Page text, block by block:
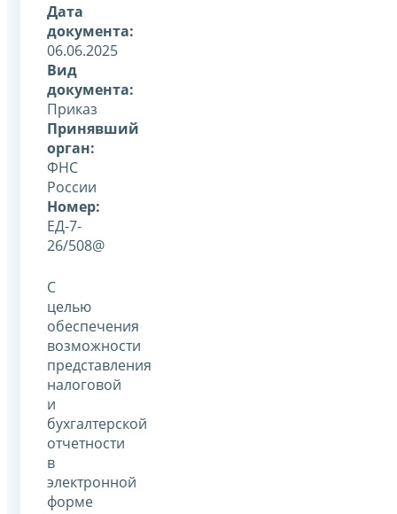
Дата
документа:
06.06.2025
Вид
документа:
Приказ
Принявший
орган:
ФНС
России
Номер:
ЕД-7-
26/508@
С
целью
обеспечения
возможности
представления
налоговой
и
бухгалтерской
отчетности
в
электронной
форме